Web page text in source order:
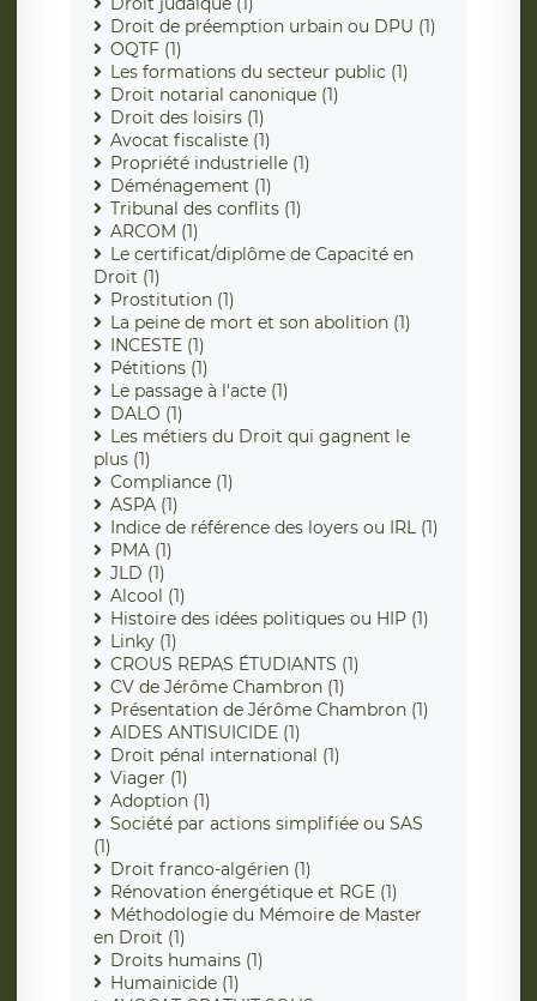
Droit de préemption urbain ou DPU (1)
OQTF (1)
Les formations du secteur public (1)
Droit notarial canonique (1)
Droit des loisirs (1)
Avocat fiscaliste (1)
Propriété industrielle (1)
Déménagement (1)
Tribunal des conflits (1)
ARCOM (1)
Le certificat/diplôme de Capacité en
Droit (1)
Prostitution (1)
La peine de mort et son abolition (1)
INCESTE (1)
Pétitions (1)
Le passage à l'acte (1)
DALO (1)
Les métiers du Droit qui gagnent le
plus (1)
Compliance (1)
ASPA (1)
Indice de référence des loyers ou IRL (1)
PMA (1)
JLD (1)
Alcool (1)
Histoire des idées politiques ou HIP (1)
Linky (1)
CROUS REPAS ÉTUDIANTS (1)
CV de Jérôme Chambron (1)
Présentation de Jérôme Chambron (1)
AIDES ANTISUICIDE (1)
Droit pénal international (1)
Viager (1)
Adoption (1)
Société par actions simplifiée ou SAS
(1)
Droit franco-algérien (1)
Rénovation énergétique et RGE (1)
Méthodologie du Mémoire de Master
en Droit (1)
Droits humains (1)
Humainicide (1)